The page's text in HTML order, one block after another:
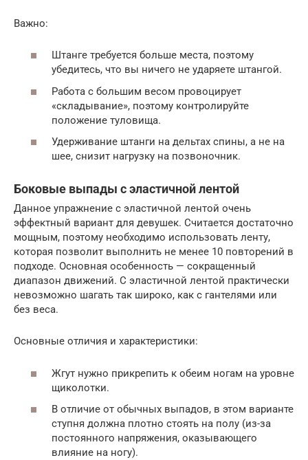
Важно:
Штанге требуется больше места, поэтому
убедитесь, что вы ничего не ударяете штангой.
Работа с большим весом провоцирует
«складывание», поэтому контролируйте
положение туловища.
Удерживание штанги на дельтах спины, а не на
шее, снизит нагрузку на позвоночник.
Боковые выпады с эластичной лентой
Данное упражнение с эластичной лентой очень
эффектный вариант для девушек. Считается достаточно
мощным, поэтому необходимо использовать ленту,
которая позволит выполнить не менее 10 повторений в
подходе. Основная особенность — сокращенный
диапазон движений. С эластичной лентой практически
невозможно шагать так широко, как с гантелями или
без веса.
Основные отличия и характеристики:
Жгут нужно прикрепить к обеим ногам на уровне
щиколотки.
В отличие от обычных выпадов, в этом варианте
ступня должна плотно стоять на полу (из-за
постоянного напряжения, оказывающего
влияние на ногу).